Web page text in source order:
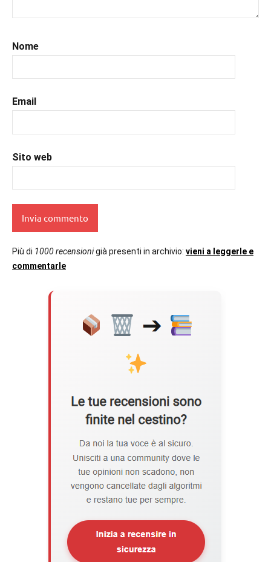
Nome
Email
Sito web
Più di 1000 recensionigià presenti in archivio: vieni a leggerle e
commentarle